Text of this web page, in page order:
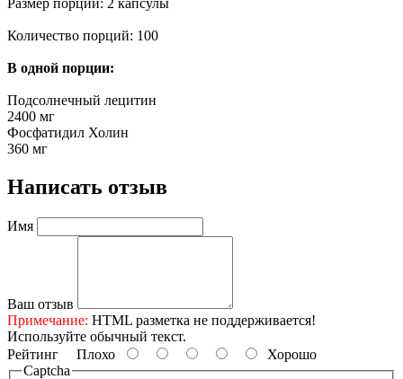
Количество порций: 100
В одной порции:
Подсолнечный лецитин
2400 мг
Фосфатидил Холин
360 мг
Написать отзыв
Имя
Ваш отзыв
Примечание: HTML разметка не поддерживается!
Используйте обычный текст.
Рейтинг Плохо
Хорошо
Captcha